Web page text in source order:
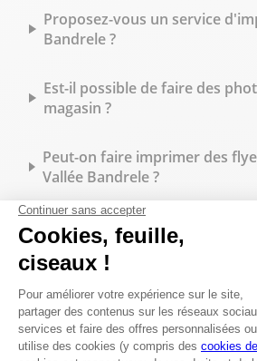
Proposez-vous un service
Bandrele ?
Est-il possible de faire des
magasin ?
Peut-on faire imprimer des
Vallée Bandrele ?
Quels types de reliure sont
magasin ?
Peut-on commander des
personnalisés sur place ?